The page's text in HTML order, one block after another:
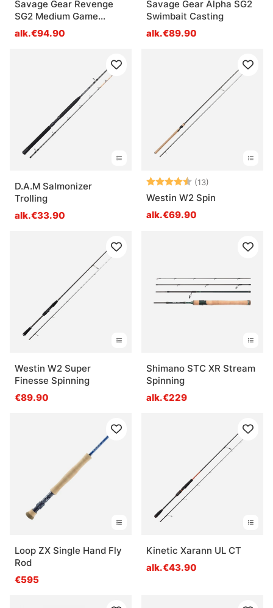
Savage Gear Revenge
SG2 Medium Game
Travel Spinning
alk.€94.90
Savage Gear Alpha SG2
Swimbait Casting
alk.€89.90
D.A.M Salmonizer
Trolling
alk.€33.90
Arvio: (13)
Westin W2 Spin
alk.€69.90
Westin W2 Super
Finesse Spinning
€89.90
Shimano STC XR Stream
Spinning
alk.€229
Loop ZX Single Hand Fly
Rod
€595
Kinetic Xarann UL CT
alk.€43.90